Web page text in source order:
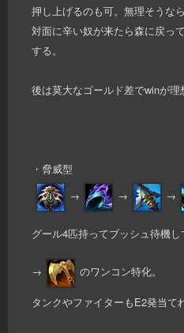
押し上げるのも可。無理そうな
対面に辛い奴が来たら森に戻っ
する。
後は莫大なゴールド差でwinが理
・脅威型
→
→ →
グール4匹持ってブッシュ待機し
→ のワンコン特化。
タンクやファイターもE2発当て